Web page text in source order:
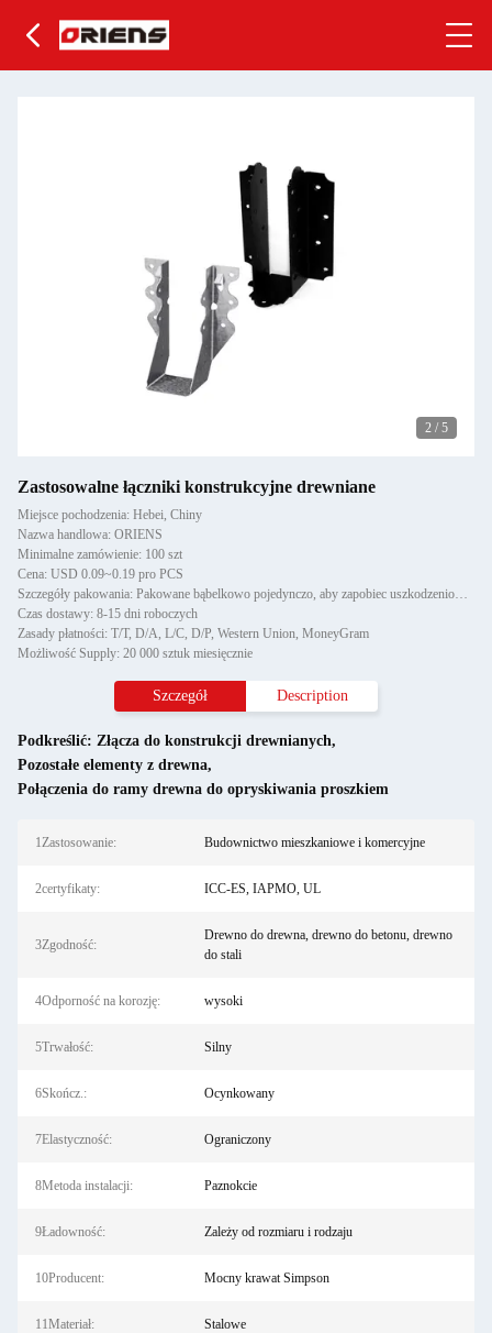
2 / 5
Zastosowalne łączniki konstrukcyjne drewniane
Miejsce pochodzenia: Hebei, Chiny
Nazwa handlowa: ORIENS
Minimalne zamówienie: 100 szt
Cena: USD 0.09~0.19 pro PCS
Szczegóły pakowania: Pakowane bąbelkowo pojedynczo, aby zapobiec uszkodzeniom i zadrapaniom podczas transportu, następnie
Czas dostawy: 8-15 dni roboczych
Zasady płatności: T/T, D/A, L/C, D/P, Western Union, MoneyGram
Możliwość Supply: 20 000 sztuk miesięcznie
Szczegół Description
Podkreślić: Złącza do konstrukcji drewnianych,
Pozostałe elementy z drewna,
Połączenia do ramy drewna do opryskiwania proszkiem
1Zastosowanie: Budownictwo mieszkaniowe i komercyjne
2certyfikaty: ICC-ES, IAPMO, UL
3Zgodność:
Drewno do drewna, drewno do betonu, drewno
do stali
4Odporność na korozję: wysoki
5Trwałość: Silny
6Skończ.: Ocynkowany
7Elastyczność: Ograniczony
8Metoda instalacji: Paznokcie
9Ładowność: Zależy od rozmiaru i rodzaju
10Producent: Mocny krawat Simpson
11Materiał: Stalowe